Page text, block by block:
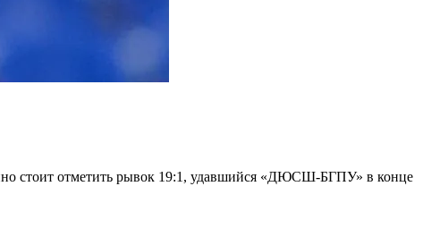
стоит отметить рывок 19:1, удавшийся «ДЮСШ-БГПУ» в конце